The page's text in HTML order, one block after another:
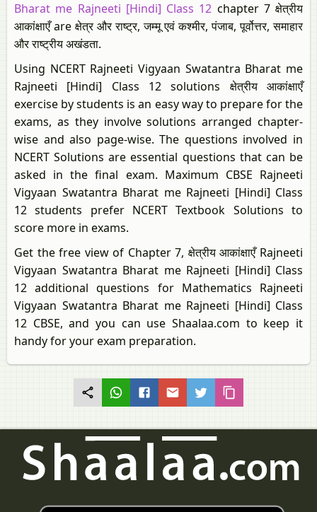
Bharat me Rajneeti [Hindi] Class 12 chapter 7 क्षेत्रीय
आकांक्षाएँ are क्षेत्र और राष्ट्र, जम्मू एवं कश्मीर, पंजाब, पूर्वोत्तर, समाहार
और राष्ट्रीय अखंडता.
Using NCERT Rajneeti Vigyaan Swatantra Bharat me
Rajneeti [Hindi] Class 12 solutions क्षेत्रीय आकांक्षाएँ
exercise by students is an easy way to prepare for the
exams, as they involve solutions arranged chapter-
wise and also page-wise. The questions involved in
NCERT Solutions are essential questions that can be
asked in the final exam. Maximum CBSE Rajneeti
Vigyaan Swatantra Bharat me Rajneeti [Hindi] Class
12 students prefer NCERT Textbook Solutions to
score more in exams.
Get the free view of Chapter 7, क्षेत्रीय आकांक्षाएँ Rajneeti
Vigyaan Swatantra Bharat me Rajneeti [Hindi] Class
12 additional questions for Mathematics Rajneeti
Vigyaan Swatantra Bharat me Rajneeti [Hindi] Class
12 CBSE, and you can use Shaalaa.com to keep it
handy for your exam preparation.